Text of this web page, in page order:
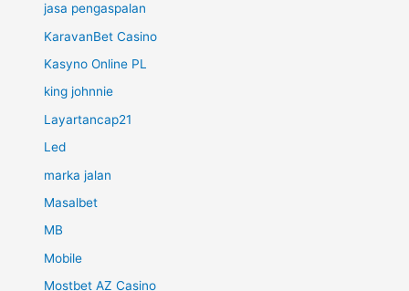
jasa pengaspalan
KaravanBet Casino
Kasyno Online PL
king johnnie
Layartancap21
Led
marka jalan
Masalbet
MB
Mobile
Mostbet AZ Casino